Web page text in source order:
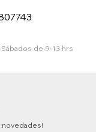
de 9-13 hrs
novedades!